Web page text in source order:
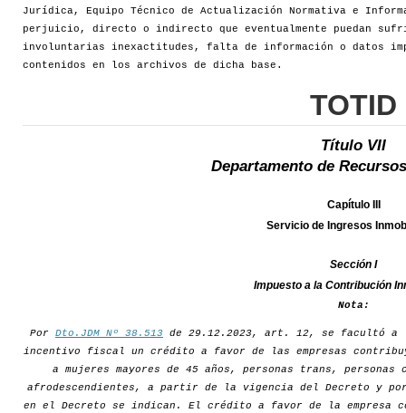
Jurídica, Equipo Técnico de Actualización Normativa e
perjuicio, directo o indirecto que eventualmente puedan
involuntarias inexactitudes, falta de información o datos
contenidos en los archivos de dicha base.
TOTID
Título VII
Departamento de
Capítulo III
Servicio de Ingresos
Sección I
Impuesto a la Contribución
Nota:
Por Dto.JDM Nº 38.513 de 29.12.2023, art. 12, se facultó a
incentivo fiscal un crédito a favor de las empresas
a mujeres mayores de 45 años, personas trans,
afrodescendientes, a partir de la vigencia del Decreto y
en el Decreto se indican. El crédito a favor de la empresa